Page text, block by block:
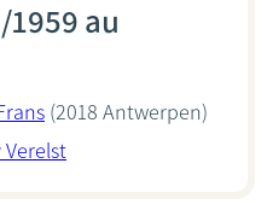
au
(2018 Antwerpen)
Verelst